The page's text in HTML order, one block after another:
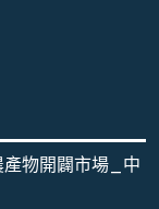
物開闢市場_中